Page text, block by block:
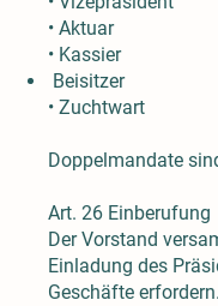
• Aktuar
• Kassier
Beisitzer
• Zuchtwart
Doppelmandate
Art. 26 Einberufung
Der Vorstand
Einladung des
Geschäfte